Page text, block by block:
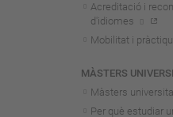
Acreditació i
d'idiomes
Mobilitat i
MÀSTERS
Màsters
Per què estudiar